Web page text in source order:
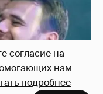
согласие на
нам
подробнее